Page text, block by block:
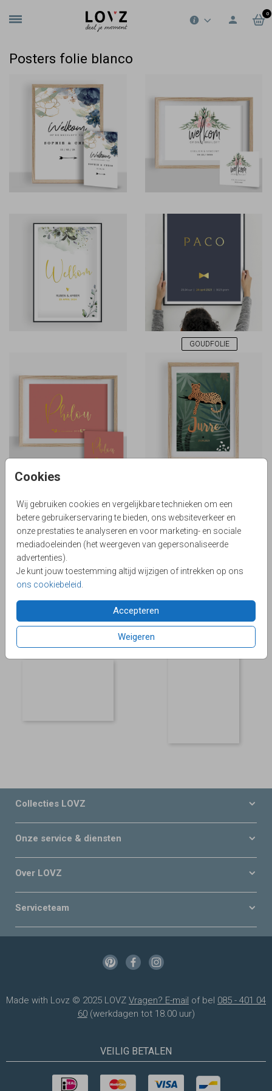
0
Cookies
Wij gebruiken cookies en vergelijkbare technieken om een
betere gebruikerservaring te bieden, ons websiteverkeer en
onze prestaties te analyseren en voor marketing- en sociale
mediadoeleinden (het weergeven van gepersonaliseerde
advertenties).
Je kunt jouw toestemming altijd wijzigen of intrekken op ons
ons cookiebeleid
Accepteren
Weigeren
Posters folie blanco
GOUDFOLIE
GOUDFOLIE
GOUDFOLIE
Collecties LOVZ
Onze service & diensten
Over LOVZ
Serviceteam
Made with Lovz © 2025 LOVZ Vragen? E-mail of bel 085 - 401 04
60(werkdagen tot 18.00 uur)
VEILIG BETALEN